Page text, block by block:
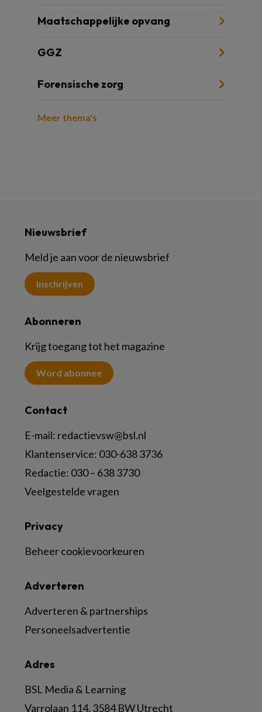
Maatschappelijke opvang
GGZ
Forensische zorg
Meer thema's
Nieuwsbrief
Meld je aan voor de nieuwsbrief
Inschrijven
Abonneren
Krijg toegang tot het magazine
Word abonnee
Contact
E-mail: redactievsw@bsl.nl
Klantenservice: 030-638 3736
Redactie: 030 – 638 3730
Veelgestelde vragen
Adres
BSL Media & Learning
Varrolaan 114, 3584 BW Utrecht
Adverteren
Adverteren & partnerships
Personeelsadvertentie
Privacy
Beheer cookievoorkeuren